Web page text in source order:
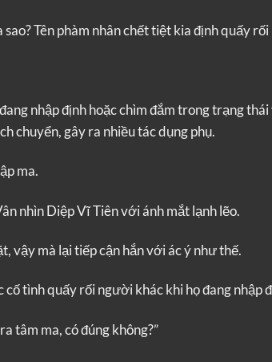
Tên phàm nhân chết tiệt kia định quấy
nhập định hoặc chìm đắm trong trạng
chuyển, gây ra nhiều tác dụng phụ.
ma.
nhìn Diệp Vĩ Tiên với ánh mắt lạnh lẽo.
vậy mà lại tiếp cận hắn với ác ý như thế.
cố tình quấy rối người khác khi họ đang
tâm ma, có đúng không?”